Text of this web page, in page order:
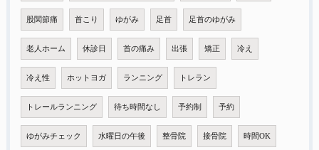
股関節痛 首こり ゆがみ 足首 足首のゆがみ
老人ホーム 休診日 首の痛み 出張 矯正 冷え
冷え性 ホットヨガ ランニング トレラン
トレールランニング 待ち時間なし 予約制 予約
ゆがみチェック 水曜日の午後 整骨院 接骨院 時間OK